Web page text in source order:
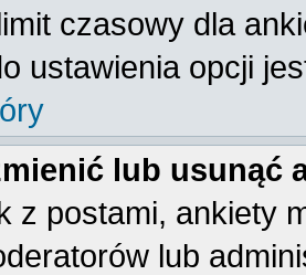
czasowy dla
ustawienia opcji
lub usunąć
z postami, ankiety
lub